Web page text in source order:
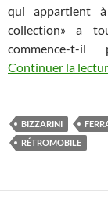
qui appartient
collection» a
commence-
Continuer la
BIZZARINI
RÉTROMOBILE